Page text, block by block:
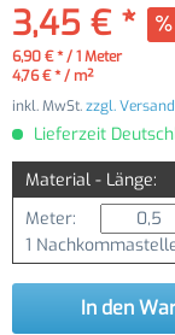
3,45 € *
6,90 € * / 1 Meter
4,76 € * / m²
inkl. MwSt.zzgl.
Lieferzeit
Material - Länge:
Meter:
1
In den